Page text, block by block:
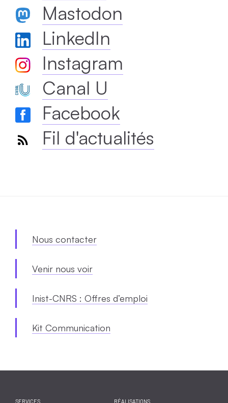
Mastodon
LinkedIn
Instagram
Canal U
Facebook
Fil d'actualités
Nous contacter
Venir nous voir
Inist-CNRS : Offres d’emploi
Kit Communication
SERVICES RÉALISATIONS